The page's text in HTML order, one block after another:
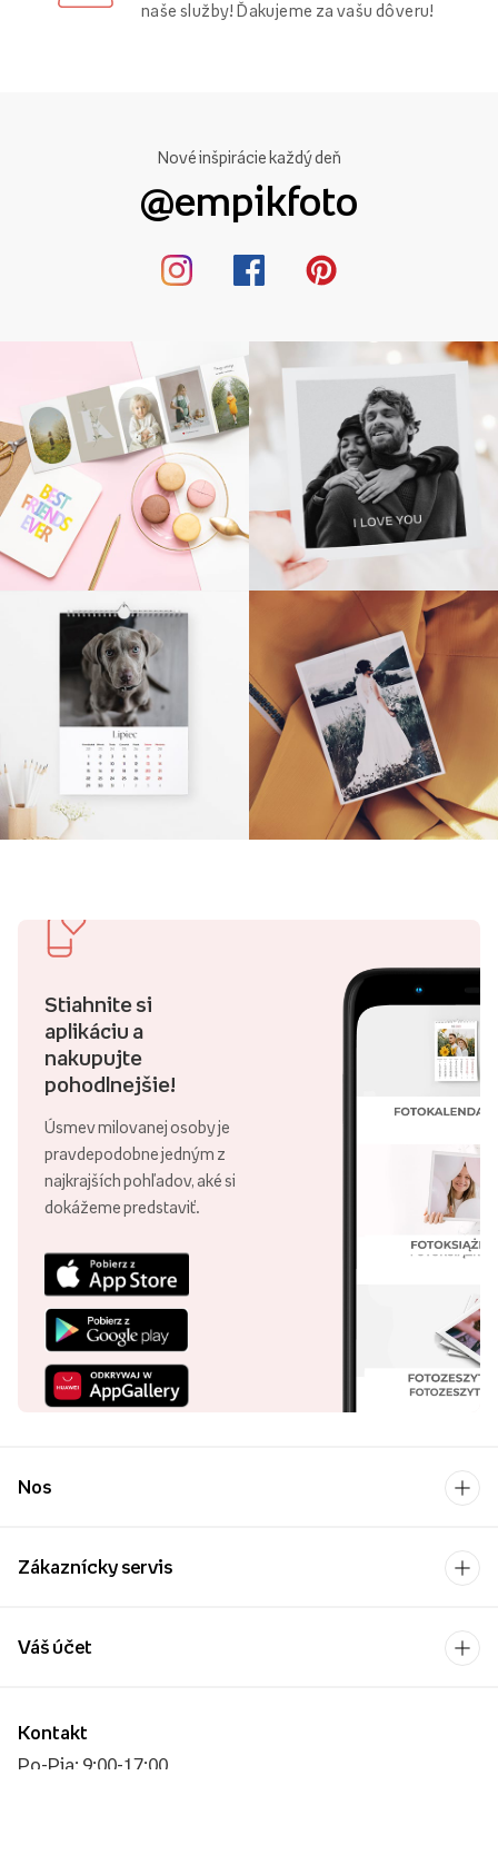
naše služby! Ďakujeme za vašu dôveru!
Nové inšpirácie každý deň
@empikfoto
Stiahnite si
aplikáciu a
nakupujte
pohodlnejšie!
Úsmev milovanej osoby je
pravdepodobne jedným z
najkrajších pohľadov, aké si
dokážeme predstaviť.
Nos
Zákaznícky servis
Kontakt
Po-Pia: 9:00-17:00
Váš účet